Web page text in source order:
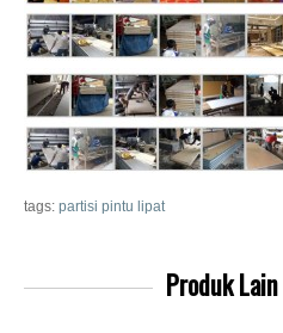
tags: partisi pintu lipat
Produk Lain